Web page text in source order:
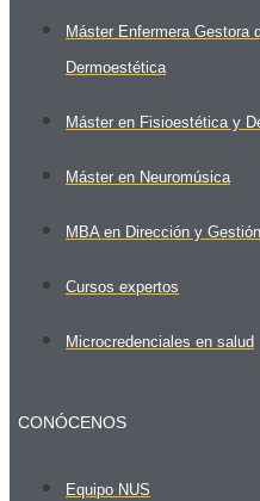
Máster Enfermera Gestora
Dermoestética
Máster en Fisioestética y
Máster en Neuromúsica
MBA en Dirección y
Cursos expertos
Microcredenciales en salud
CONÓCENOS
Equipo NUS